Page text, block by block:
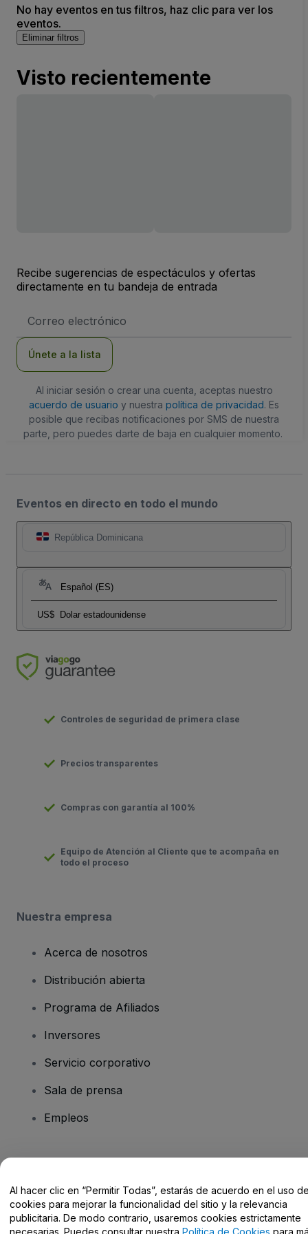
No hay eventos en tus filtros, haz clic para ver los
eventos.
Eliminar filtros
Visto recientemente
Recibe sugerencias de espectáculos y ofertas
directamente en tu bandeja de entrada
de
Únete a la lista
Al iniciar sesión o crear una cuenta, aceptas nuestro
acuerdo de usuario y nuestra política de privacidad. Es
posible que recibas notificaciones por SMS de nuestra
parte, pero puedes darte de baja en cualquier momento.
Eventos en directo en todo el mundo
República Dominicana
Español (ES)
US$ Dolar estadounidense
Controles de seguridad de primera clase
Precios transparentes
Compras con garantía al 100%
Equipo de Atención al Cliente que te acompaña en
todo el proceso
Nuestra empresa
Acerca de nosotros
Distribución abierta
Programa de Afiliados
Inversores
Servicio corporativo
Sala de prensa
Empleos
Centro de Ayuda / Contacto
Al hacer clic en “Permitir Todas”, estarás de acuerdo en el uso
cookies para mejorar la funcionalidad del sitio y la relevancia
publicitaria. De modo contrario, usaremos cookies estrictamente
necesarias. Puedes consultar nuestra Política de Cookies para